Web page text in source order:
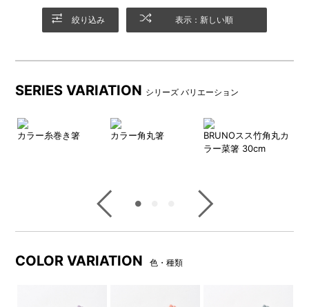
絞り込み 表示：新しい順
SERIES VARIATION シリーズ バリエーション
カラー糸巻き箸 カラー角丸箸
BRUNOスス竹角丸カ
ラー菜箸 30cm
COLOR VARIATION 色・種類